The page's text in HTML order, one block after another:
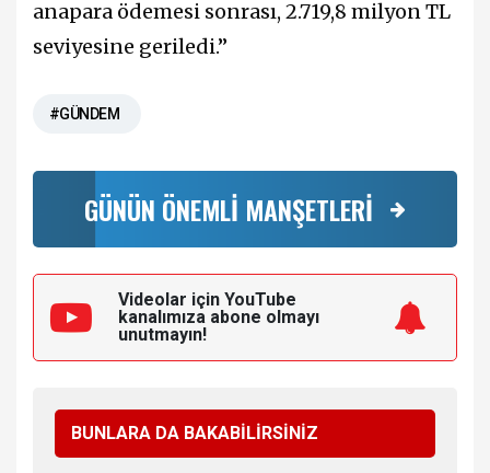
anapara ödemesi sonrası, 2.719,8 milyon TL
seviyesine geriledi.”
#GÜNDEM
GÜNÜN ÖNEMLİ MANŞETLERİ
Videolar için YouTube
kanalımıza abone olmayı
unutmayın!
BUNLARA DA BAKABİLİRSİNİZ